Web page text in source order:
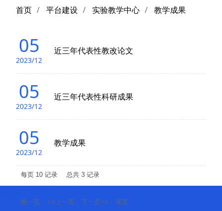
首页 平台建设 实验教学中心 教学成果
05
2023/12
近三年代表性教改论文
05
2023/12
近三年代表性科研成果
05
2023/12
教学成果
每页 10 记录 总共 3 记录
第一页 <<上一页 下一页>> 尾页